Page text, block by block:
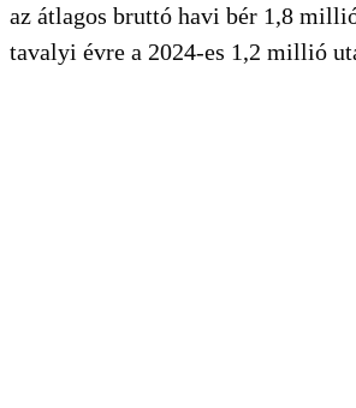
az átlagos bruttó havi bér 1,8
tavalyi évre a 2024-es 1,2 millió